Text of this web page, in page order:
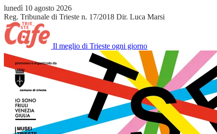
lunedì 10 agosto 2026
Reg. Tribunale di Trieste n. 17/2018 Dir. Luca Marsi
Il meglio di Trieste ogni giorno